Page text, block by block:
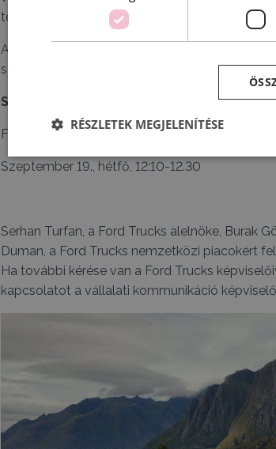
termékpalettájával új szintre emeli az új
A Ford Trucks az IToY-díjas F-MAX legújabb
szolgáltatásokat mutatja be a kiállítási
Sajtótájékoztató:
Ford Trucks stand, 21. csarnok
Szeptember 19., hétfő, 12:10-12.30
Serhan Turfan, a Ford Trucks alelnöke, Burak
Duman, a Ford Trucks nemzetközi piacokért
Ha további kérése van a Ford Trucks
kapcsolatot a vállalati kommunikáció
RÉSZLETEK MEGJELENÍTÉSE